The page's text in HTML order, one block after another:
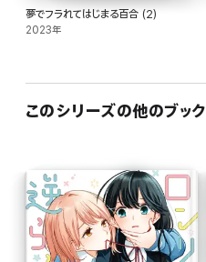
夢でフラれてはじまる百合 (2)
2023年
このシリーズの他のブック